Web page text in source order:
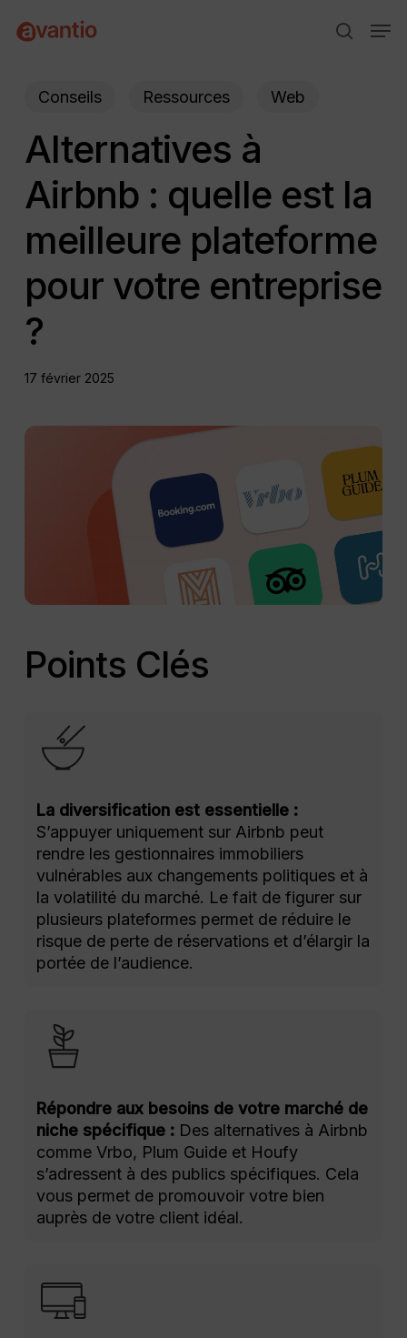
search
Conseils Ressources Web
Alternatives à
Airbnb : quelle est la
meilleure plateforme
pour votre entreprise
?
17 février 2025
Points Clés
La diversification est essentielle :
S’appuyer uniquement sur Airbnb peut
rendre les gestionnaires immobiliers
vulnérables aux changements politiques et à
la volatilité du marché. Le fait de figurer sur
plusieurs plateformes permet de réduire le
risque de perte de réservations et d’élargir la
portée de l’audience.
Répondre aux besoins de votre marché de
niche spécifique : Des alternatives à Airbnb
comme Vrbo, Plum Guide et Houfy
s’adressent à des publics spécifiques. Cela
vous permet de promouvoir votre bien
auprès de votre client idéal.